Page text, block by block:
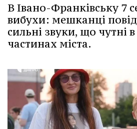
В Івано-Франківську 7
вибухи: мешканці
сильні звуки, що чутні
частинах міста.